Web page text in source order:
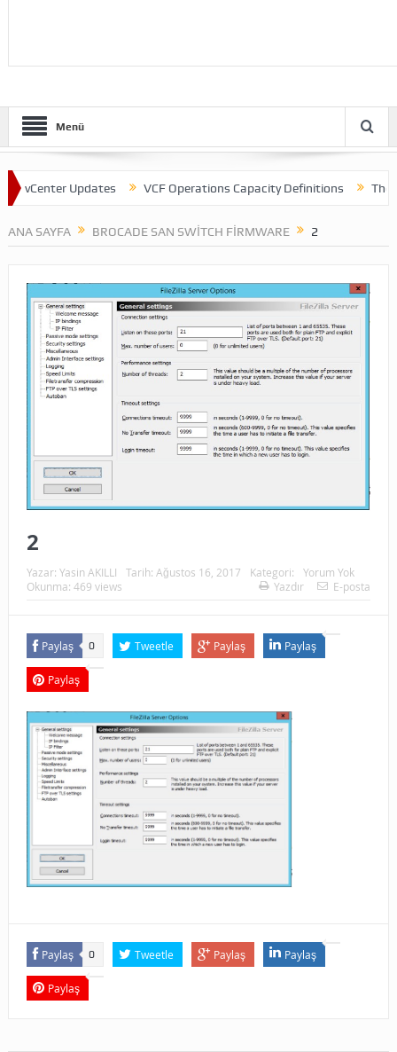
Menü
vCenter Updates VCF Operations Capacity Definitions Theme
ANA SAYFA BROCADE SAN SWITCH FIRMWARE 2
2
Yazar: Yasin AKILLI Tarih: Ağustos 16, 2017 Kategori:
Yorum Yok
Okunma: 469 views
Yazdır E-posta
Paylaş 0 Tweetle Paylaş Paylaş
Paylaş
Paylaş 0 Tweetle Paylaş Paylaş
Paylaş